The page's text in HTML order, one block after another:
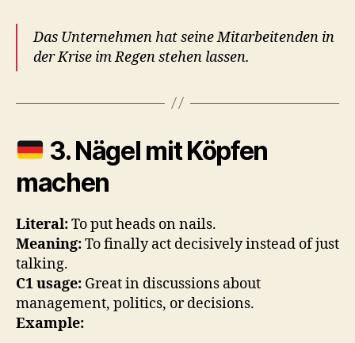
Das Unternehmen hat seine Mitarbeitenden in
der Krise im Regen stehen lassen.
3.Nägel mit Köpfen
machen
Literal:To put heads on nails.
Meaning:To finally act decisively instead of just
talking.
C1 usage: Great in discussions about
management, politics, or decisions.
Example: